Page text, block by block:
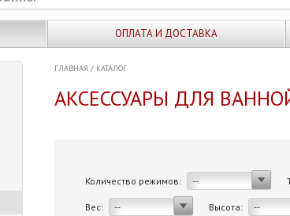
ОПЛАТА И ДОСТАВКА
ГЛАВНАЯ / КАТАЛОГ
АКСЕССУАРЫ ДЛЯ
Количество режимов:
--
Вес: -- Высота: --